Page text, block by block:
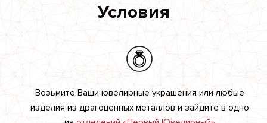
Условия
Возьмите Ваши ювелирные украшения или любые
изделия из драгоценных металлов и зайдите в одно